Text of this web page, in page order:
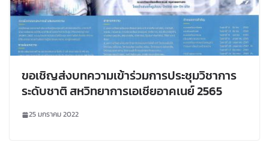
ขอเชิญส่งบทความเข้าร่วมการประชุมวิชาการ
ระดับชาติ สหวิทยาการเอเชียอาคเนย์ 2565
25 มกราคม 2022